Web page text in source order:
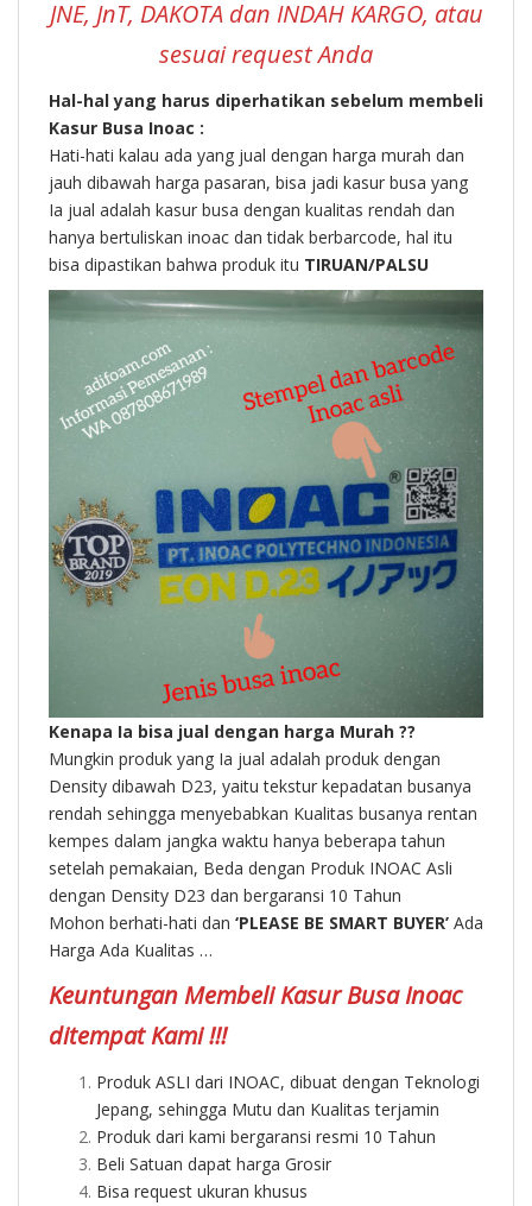
JNE, JnT, DAKOTA dan INDAH KARGO, atau
sesuai request Anda
Hal-hal yang harus diperhatikan sebelum membeli
Kasur Busa Inoac :
Hati-hati kalau ada yang jual dengan harga murah dan
jauh dibawah harga pasaran, bisa jadi kasur busa yang
Ia jual adalah kasur busa dengan kualitas rendah dan
hanya bertuliskan inoac dan tidak berbarcode, hal itu
bisa dipastikan bahwa produk itu TIRUAN/PALSU
Kenapa Ia bisa jual dengan harga Murah ??
Mungkin produk yang Ia jual adalah produk dengan
Density dibawah D23, yaitu tekstur kepadatan busanya
rendah sehingga menyebabkan Kualitas busanya rentan
kempes dalam jangka waktu hanya beberapa tahun
setelah pemakaian, Beda dengan Produk INOAC Asli
dengan Density D23 dan bergaransi 10 Tahun
Mohon berhati-hati dan ‘PLEASE BE SMART BUYER’ Ada
Harga Ada Kualitas …
Keuntungan Membeli Kasur Busa Inoac
ditempat Kami !!!
Produk ASLI dari INOAC, dibuat dengan Teknologi
Jepang, sehingga Mutu dan Kualitas terjamin
Produk dari kami bergaransi resmi 10 Tahun
Beli Satuan dapat harga Grosir
Bisa request ukuran khusus